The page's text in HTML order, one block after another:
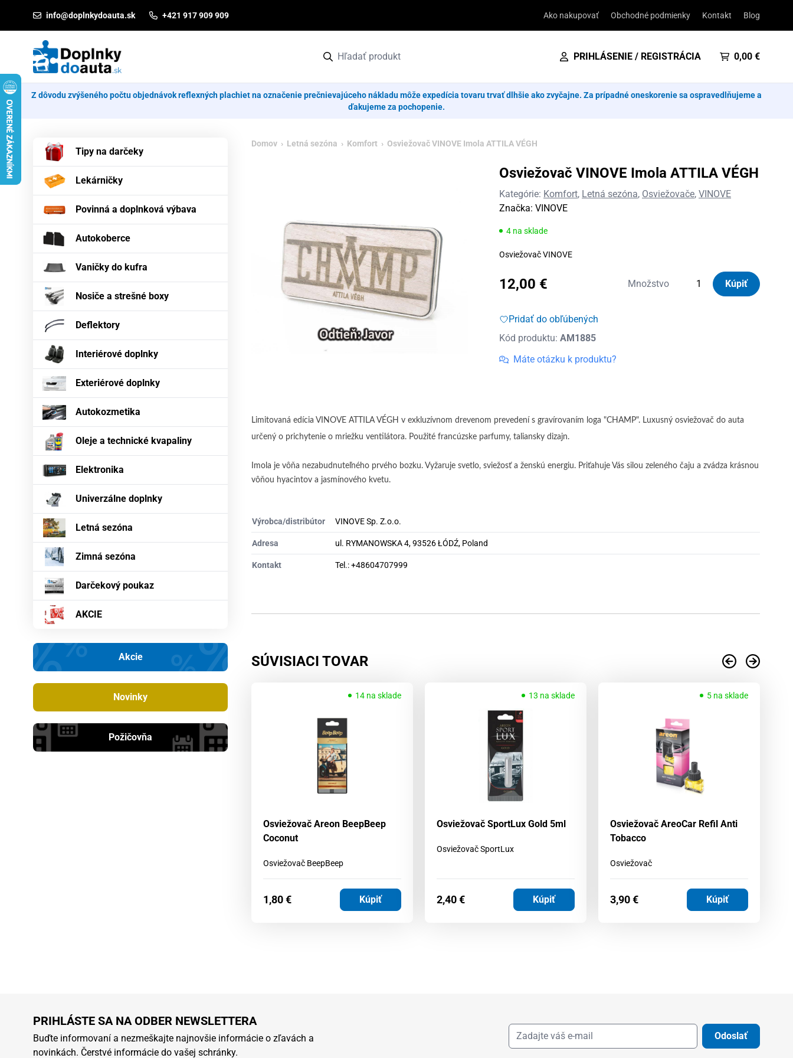
info@doplnkydoauta.sk +421 917 909 909 Ako nakupovať Obchodné podmienky Kontakt Blog
PRIHLÁSENIE / REGISTRÁCIA 0,00 €
Z dôvodu zvýšeného počtu objednávok reflexných plachiet na označenie prečnievajúceho nákladu môže expedícia tovaru trvať dlhšie ako zvyčajne. Za prípadné oneskorenie sa ospravedlňujeme a
ďakujeme za pochopenie.
Tipy na darčeky
Lekárničky
Povinná a doplnková výbava
Autokoberce
Vaničky do kufra
Nosiče a strešné boxy
Deflektory
Interiérové doplnky
Exteriérové doplnky
Autokozmetika
Oleje a technické kvapaliny
Elektronika
Univerzálne doplnky
Letná sezóna
Zimná sezóna
Darčekový poukaz
AKCIE
Akcie
Novinky
Požičovňa
Domov › Letná sezóna › Komfort › Osviežovač VINOVE Imola ATTILA VÉGH
Osviežovač VINOVE Imola ATTILA VÉGH
Kategórie: Komfort, Letná sezóna, Osviežovače, VINOVE
Značka: VINOVE
4 na sklade
Osviežovač VINOVE
12,00 € Množstvo
množstvo
Kúpiť
Pridať do obľúbených
Kód produktu: AM1885
Máte otázku k produktu?
Limitovaná edícia VINOVE ATTILA VÉGH v exkluzívnom drevenom prevedení s gravírovaním loga "CHAMP". Luxusný osviežovač do auta
určený o prichytenie o mriežku ventilátora. Použité francúzske parfumy, taliansky dizajn.
Imola je vôňa nezabudnuteľného prvého bozku. Vyžaruje svetlo, sviežosť a ženskú energiu. Priťahuje Vás silou zeleného čaju a zvádza krásnou
vôňou hyacintov a jasmínového kvetu.
Výrobca/distribútor VINOVE Sp. Z.o.o.
Adresa ul. RYMANOWSKA 4, 93526 ŁÓDŹ, Poland
Kontakt Tel.: +48604707999
SÚVISIACI TOVAR
14 na sklade
Osviežovač Areon BeepBeep
Coconut
Osviežovač BeepBeep
1,80€ Kúpiť
13 na sklade
Osviežovač SportLux Gold 5ml
Osviežovač SportLux
2,40€ Kúpiť
5 na sklade
Osviežovač AreoCar Refil Anti
Tobacco
Osviežovač
3,90€ Kúpiť
PRIHLÁSTE SA NA ODBER NEWSLETTERA
Buďte informovaní a nezmeškajte najnovšie informácie o zľavách a
novinkách. Čerstvé informácie do vašej schránky.
Odoslať